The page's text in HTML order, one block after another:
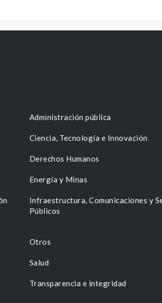
Administración pública
Ciencia, Tecnología e Innovación
Derechos Humanos
Energía y Minas
Infraestructura, Comunicaciones y
Públicos
Otros
Salud
Transparencia e integridad